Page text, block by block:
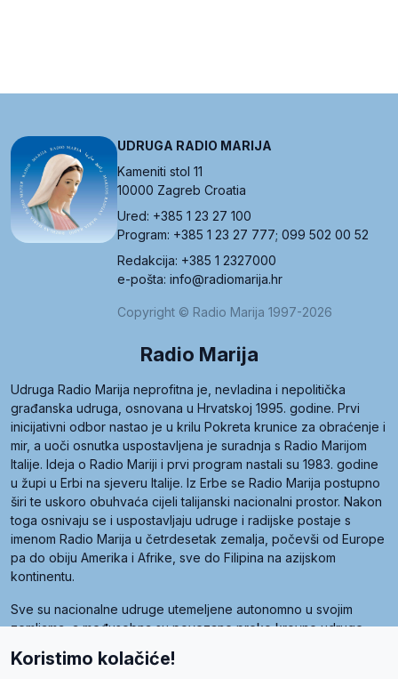
UDRUGA RADIO MARIJA
Kameniti stol 11
10000 Zagreb Croatia
Ured: +385 1 23 27 100
Program: +385 1 23 27 777; 099 502 00 52
Redakcija: +385 1 2327000
e-pošta: info@radiomarija.hr
Copyright © Radio Marija 1997-2026
Radio Marija
Udruga Radio Marija neprofitna je, nevladina i nepolitička
građanska udruga, osnovana u Hrvatskoj 1995. godine. Prvi
inicijativni odbor nastao je u krilu Pokreta krunice za obraćenje i
mir, a uoči osnutka uspostavljena je suradnja s Radio Marijom
Italije. Ideja o Radio Mariji i prvi program nastali su 1983. godine
u župi u Erbi na sjeveru Italije. Iz Erbe se Radio Marija postupno
širi te uskoro obuhvaća cijeli talijanski nacionalni prostor. Nakon
toga osnivaju se i uspostavljaju udruge i radijske postaje s
imenom Radio Marija u četrdesetak zemalja, počevši od Europe
pa do obiju Amerika i Afrike, sve do Filipina na azijskom
kontinentu.
Sve su nacionalne udruge utemeljene autonomno u svojim
zemljama, a međusobna su povezane preko krovne udruge
Radio Maria). Svjetsku obitelj utemeljilo je sedam članica, među
Koristimo kolačiće!